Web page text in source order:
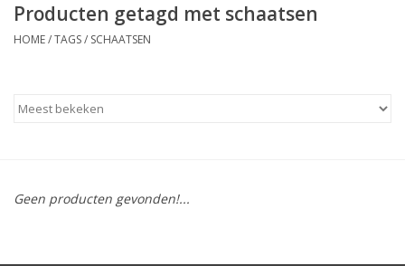
Steps huren of uitproberen
Producten getagd met schaatsen
HOME/TAGS/ SCHAATSEN
Geen producten gevonden!...